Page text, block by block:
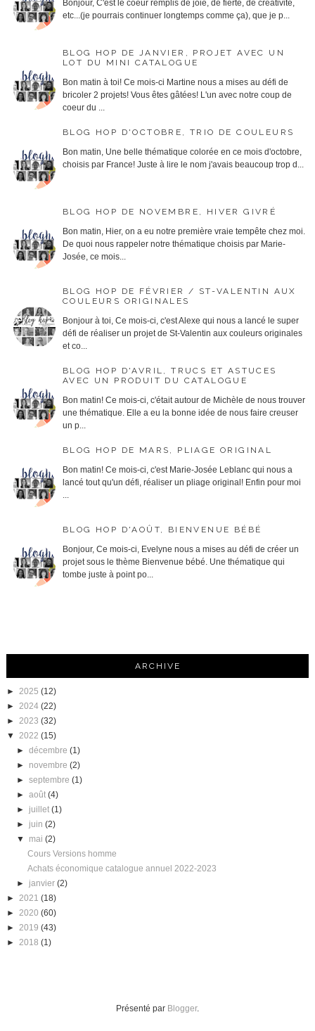
Bonjour, C'est le coeur remplis de joie, de fierté, de créativité,
etc...(je pourrais continuer longtemps comme ça), que je p...
BLOG HOP DE JANVIER, PROJET AVEC UN
LOT DU MINI CATALOGUE
Bon matin à toi! Ce mois-ci Martine nous a mises au défi de
bricoler 2 projets! Vous êtes gâtées! L'un avec notre coup de
coeur du ...
BLOG HOP D'OCTOBRE, TRIO DE COULEURS
Bon matin, Une belle thématique colorée en ce mois d'octobre,
choisis par France! Juste à lire le nom j'avais beaucoup trop d...
BLOG HOP DE NOVEMBRE, HIVER GIVRÉ
Bon matin, Hier, on a eu notre première vraie tempête chez moi.
De quoi nous rappeler notre thématique choisis par Marie-
Josée, ce mois...
BLOG HOP DE FÉVRIER / ST-VALENTIN AUX
COULEURS ORIGINALES
Bonjour à toi, Ce mois-ci, c'est Alexe qui nous a lancé le super
défi de réaliser un projet de St-Valentin aux couleurs originales
et co...
BLOG HOP D'AVRIL, TRUCS ET ASTUCES
AVEC UN PRODUIT DU CATALOGUE
Bon matin! Ce mois-ci, c'était autour de Michèle de nous trouver
une thématique. Elle a eu la bonne idée de nous faire creuser
un p...
BLOG HOP DE MARS, PLIAGE ORIGINAL
Bon matin! Ce mois-ci, c'est Marie-Josée Leblanc qui nous a
lancé tout qu'un défi, réaliser un pliage original! Enfin pour moi
...
BLOG HOP D'AOÛT, BIENVENUE BÉBÉ
Bonjour, Ce mois-ci, Evelyne nous a mises au défi de créer un
projet sous le thème Bienvenue bébé. Une thématique qui
tombe juste à point po...
ARCHIVE
► 2025 (12)
► 2024 (22)
► 2023 (32)
▼ 2022 (15)
►décembre (1)
► novembre (2)
►septembre (1)
►août (4)
► juillet (1)
► juin (2)
▼ mai (2)
Cours Versions homme
Achats économique catalogue annuel 2022-2023
► janvier (2)
► 2021 (18)
► 2020 (60)
► 2019 (43)
► 2018 (1)
Présenté par Blogger.